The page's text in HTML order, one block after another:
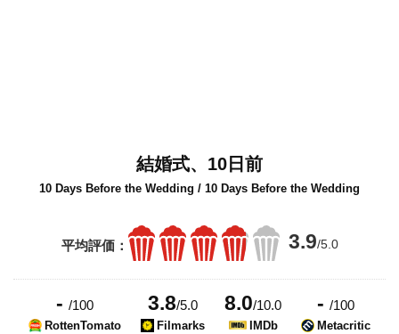
結婚式、10日前
10 Days Before the Wedding / 10 Days Before the Wedding
平均評価： 3.9/5.0
- /100
RottenTomato
3.8/5.0
Filmarks
8.0/10.0
IMDb
- /100
Metacritic